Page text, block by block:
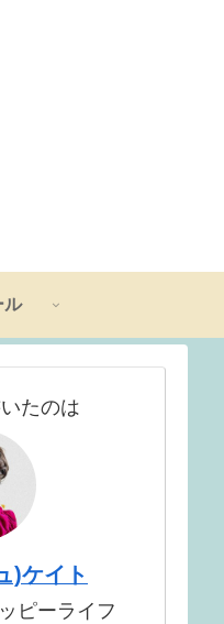
ル
たのは
)ケイト
ピーライフ